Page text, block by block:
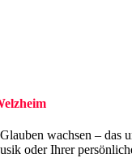
wachsen –
oder Ihrer